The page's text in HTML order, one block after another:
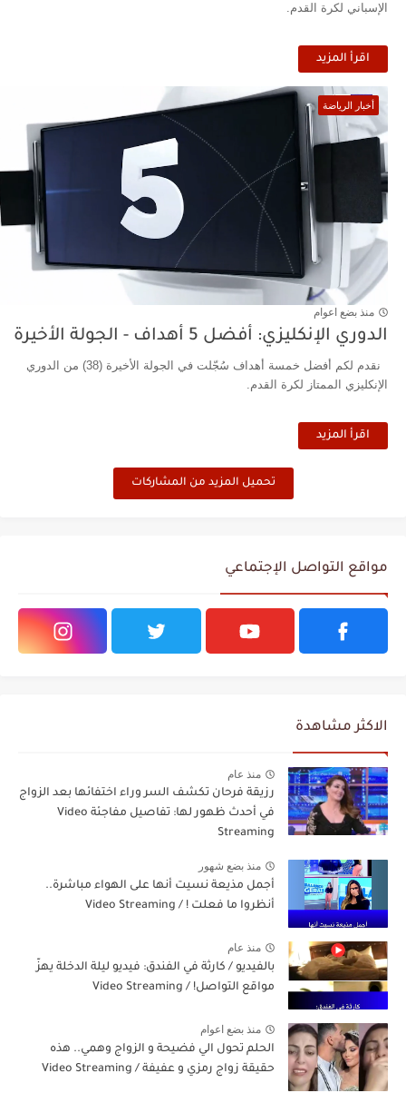
الإسباني لكرة القدم.
اقرأ المزيد
أخبار الرياضة
منذ بضع اعوام
الدوري الإنكليزي: أفضل 5 أهداف - الجولة الأخيرة
نقدم لكم أفضل خمسة أهداف سُجّلت في الجولة الأخيرة (38) من الدوري
الإنكليزي الممتاز لكرة القدم.
اقرأ المزيد
تحميل المزيد من المشاركات
مواقع التواصل الإجتماعي
الاكثر مشاهدة
منذ عام
رزيقة فرحان تكشف السر وراء اختفائها بعد الزواج
في أحدث ظهور لها: تفاصيل مفاجئة Video
Streaming
منذ بضع شهور
أجمل مذيعة نسيت أنها على الهواء مباشرة..
أنظروا ما فعلت ! / Video Streaming
منذ عام
بالفيديو / كارثة في الفندق: فيديو ليلة الدخلة يهزّ
مواقع التواصل! / Video Streaming
منذ بضع اعوام
الحلم تحول الي فضيحة و الزواج وهمي.. هذه
حقيقة زواج رمزي و عفيفة / Video Streaming